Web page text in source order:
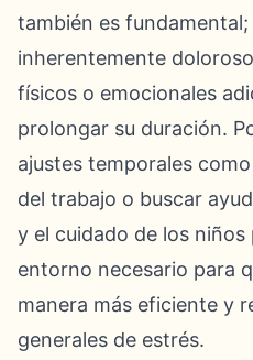
también es
inherentemente
físicos o emocionales
prolongar su duración.
ajustes temporales
del trabajo o buscar
y el cuidado de los
entorno necesario para
manera más eficiente y
generales de estrés.